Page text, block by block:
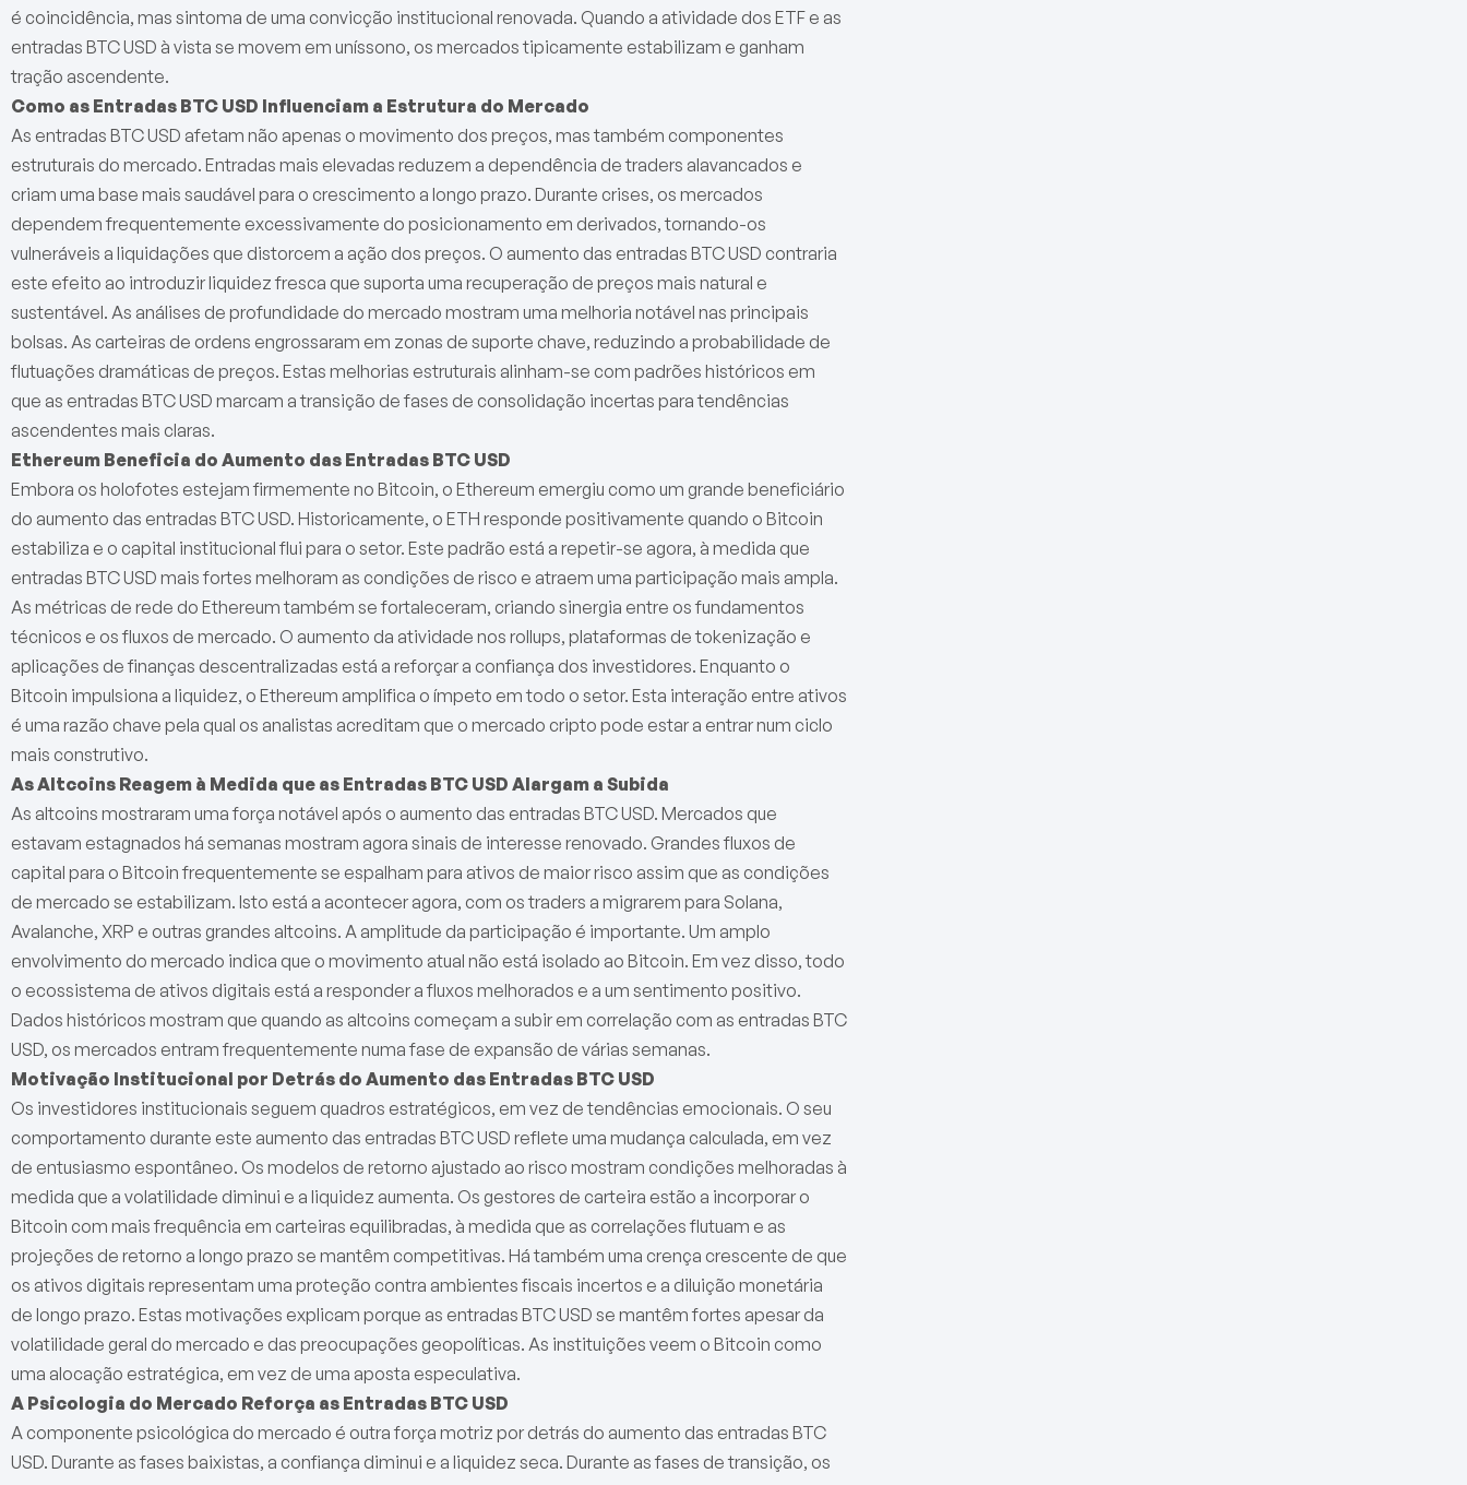
é coincidência, mas sintoma de uma convicção institucional renovada. Quando a atividade dos ETF e as
entradas BTC USD à vista se movem em uníssono, os mercados tipicamente estabilizam e ganham
tração ascendente.
Como as Entradas BTC USD Influenciam a Estrutura do Mercado
As entradas BTC USD afetam não apenas o movimento dos preços, mas também componentes
estruturais do mercado. Entradas mais elevadas reduzem a dependência de traders alavancados e
criam uma base mais saudável para o crescimento a longo prazo. Durante crises, os mercados
dependem frequentemente excessivamente do posicionamento em derivados, tornando-os
vulneráveis a liquidações que distorcem a ação dos preços. O aumento das entradas BTC USD contraria
este efeito ao introduzir liquidez fresca que suporta uma recuperação de preços mais natural e
sustentável. As análises de profundidade do mercado mostram uma melhoria notável nas principais
bolsas. As carteiras de ordens engrossaram em zonas de suporte chave, reduzindo a probabilidade de
flutuações dramáticas de preços. Estas melhorias estruturais alinham-se com padrões históricos em
que as entradas BTC USD marcam a transição de fases de consolidação incertas para tendências
ascendentes mais claras.
Ethereum Beneficia do Aumento das Entradas BTC USD
Embora os holofotes estejam firmemente no Bitcoin, o Ethereum emergiu como um grande beneficiário
do aumento das entradas BTC USD. Historicamente, o ETH responde positivamente quando o Bitcoin
estabiliza e o capital institucional flui para o setor. Este padrão está a repetir-se agora, à medida que
entradas BTC USD mais fortes melhoram as condições de risco e atraem uma participação mais ampla.
As métricas de rede do Ethereum também se fortaleceram, criando sinergia entre os fundamentos
técnicos e os fluxos de mercado. O aumento da atividade nos rollups, plataformas de tokenização e
aplicações de finanças descentralizadas está a reforçar a confiança dos investidores. Enquanto o
Bitcoin impulsiona a liquidez, o Ethereum amplifica o ímpeto em todo o setor. Esta interação entre ativos
é uma razão chave pela qual os analistas acreditam que o mercado cripto pode estar a entrar num ciclo
mais construtivo.
As Altcoins Reagem à Medida que as Entradas BTC USD Alargam a Subida
As altcoins mostraram uma força notável após o aumento das entradas BTC USD. Mercados que
estavam estagnados há semanas mostram agora sinais de interesse renovado. Grandes fluxos de
capital para o Bitcoin frequentemente se espalham para ativos de maior risco assim que as condições
de mercado se estabilizam. Isto está a acontecer agora, com os traders a migrarem para Solana,
Avalanche, XRP e outras grandes altcoins. A amplitude da participação é importante. Um amplo
envolvimento do mercado indica que o movimento atual não está isolado ao Bitcoin. Em vez disso, todo
o ecossistema de ativos digitais está a responder a fluxos melhorados e a um sentimento positivo.
Dados históricos mostram que quando as altcoins começam a subir em correlação com as entradas BTC
USD, os mercados entram frequentemente numa fase de expansão de várias semanas.
Motivação Institucional por Detrás do Aumento das Entradas BTC USD
Os investidores institucionais seguem quadros estratégicos, em vez de tendências emocionais. O seu
comportamento durante este aumento das entradas BTC USD reflete uma mudança calculada, em vez
de entusiasmo espontâneo. Os modelos de retorno ajustado ao risco mostram condições melhoradas à
medida que a volatilidade diminui e a liquidez aumenta. Os gestores de carteira estão a incorporar o
Bitcoin com mais frequência em carteiras equilibradas, à medida que as correlações flutuam e as
projeções de retorno a longo prazo se mantêm competitivas. Há também uma crença crescente de que
os ativos digitais representam uma proteção contra ambientes fiscais incertos e a diluição monetária
de longo prazo. Estas motivações explicam porque as entradas BTC USD se mantêm fortes apesar da
volatilidade geral do mercado e das preocupações geopolíticas. As instituições veem o Bitcoin como
uma alocação estratégica, em vez de uma aposta especulativa.
A Psicologia do Mercado Reforça as Entradas BTC USD
A componente psicológica do mercado é outra força motriz por detrás do aumento das entradas BTC
USD. Durante as fases baixistas, a confiança diminui e a liquidez seca. Durante as fases de transição, os